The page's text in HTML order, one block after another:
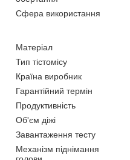
Сфера використання
Матеріал
Тип тістомісу
Країна виробник
Гарантійний термін
Продуктивність
Об'єм діжі
Завантаження тесту
Механізм піднімання